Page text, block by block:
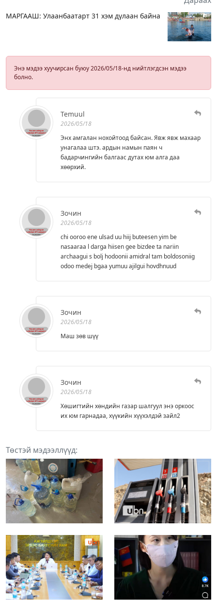
МАРГААШ: Улаанбаатарт 31 хэм дулаан байна
Энэ мэдээ хуучирсан буюу 2026/05/18-нд нийтлэгдсэн мэдээ
болно.
Temuul
2026/05/18
Энх амгалан нохойтоод байсан. Явж явж махаар
унагалаа штэ. ардын намын паян ч
бадарчингийн балгаас дутах юм алга даа
хөөрхий.
Зочин
2026/05/18
chi ooroo ene ulsad uu hiij buteesen yim be
nasaaraa l darga hiisen gee bizdee ta nariin
archaagui s bolj hodoonii amidral tam boldosoniig
odoo medej bgaa yumuu ajilgui hovdhnuud
Зочин
2026/05/18
Маш зөв шүү
Зочин
2026/05/18
Хөшигтийн хөндийн газар шалгуул энэ оркоос
их юм гарнадаа, хүүкийн хүүхэлдэй зайл2
Төстэй мэдээллүүд: